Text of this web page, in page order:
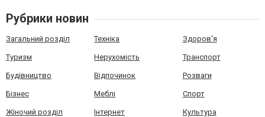
Рубрики новин
Загальний розділ Техніка Здоров'я
Туризм Нерухомість Транспорт
Будівництво Відпочинок Розваги
Бізнес Меблі Спорт
Жіночий розділ Інтернет Культура